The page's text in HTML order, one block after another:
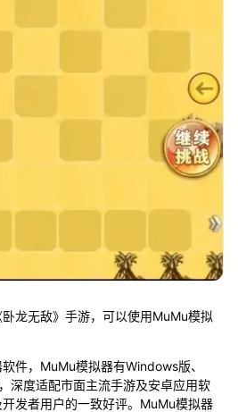
龙无敌》手游，可以使用MuMu模拟
件，MuMu模拟器有Windows版、
深度适配市面主流手游及安卓应用软
发者用户的一致好评。MuMu模拟器